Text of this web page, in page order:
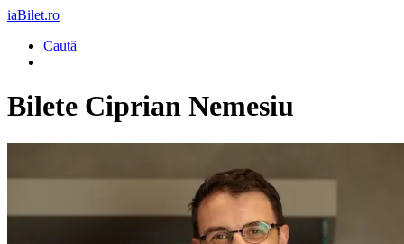
iaBilet.ro
Caută
Bilete Ciprian Nemesiu